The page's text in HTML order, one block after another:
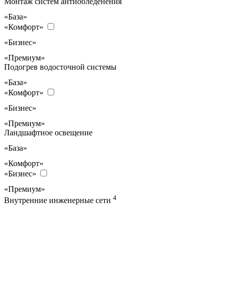
«База»
«Комфорт»
«Бизнес»
«Премиум»
Подогрев водосточной системы
«База»
«Комфорт»
«Бизнес»
«Премиум»
Ландшафтное освещение
«База»
«Комфорт»
«Бизнес»
«Премиум»
Внутренние инженерные сети 4